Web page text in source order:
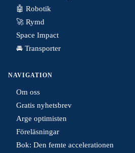
🤖 Robotik
🚀 Rymd
Space Impact
🚘 Transporter
NAVIGATION
Om oss
Gratis nyhetsbrev
Arge optimisten
Föreläsningar
Bok: Den femte accelerationen